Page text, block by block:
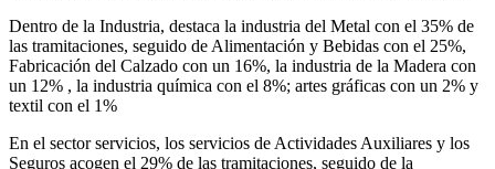
Dentro de la Industria, destaca la industria del Metal con el 35% de
las tramitaciones, seguido de Alimentación y Bebidas con el 25%,
Fabricación del Calzado con un 16%, la industria de la Madera con
un 12% , la industria química con el 8%; artes gráficas con un 2% y
textil con el 1%
En el sector servicios, los servicios de Actividades Auxiliares y los
Seguros acogen el 29% de las tramitaciones, seguido de la